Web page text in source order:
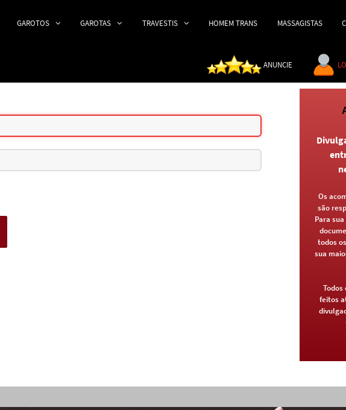
GAROTOS GAROTAS TRAVESTIS HOMEM TRANS MASSAGISTAS
ANUNCIE
Os
são
Para
todos
sua
feitos